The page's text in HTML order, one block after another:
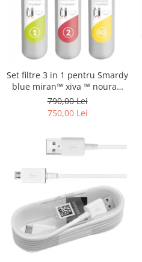
Set filtre 3 in 1 pentru Smardy
blue miran™ xiva ™ noura™
zagora ™ schimbare la 12 luni
790,00 Lei
750,00 Lei